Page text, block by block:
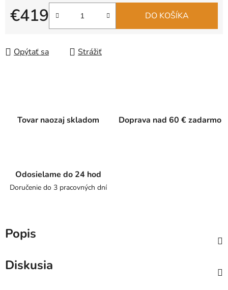
€419
Jednotková cena:
DO KOŠÍKA
Opýtať sa Strážiť
Tovar naozaj skladom Doprava nad 60 € zadarmo
Odosielame do 24 hod
Doručenie do 3 pracovných dní
Popis
Diskusia